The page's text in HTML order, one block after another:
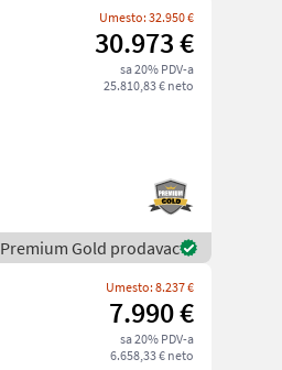
Umesto: 32.950 €
30.973 €
sa 20% PDV-a
25.810,83 € neto
Premium Gold prodavac
Umesto: 8.237 €
7.990 €
sa 20% PDV-a
6.658,33 € neto